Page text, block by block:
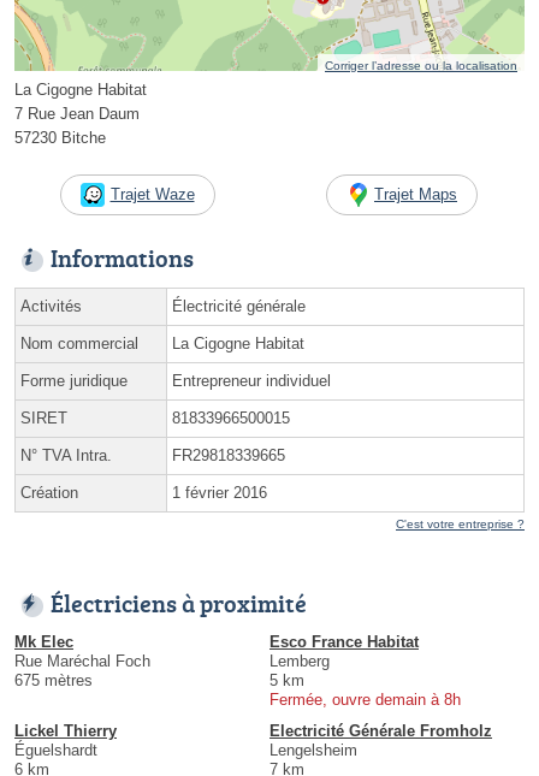
Corriger l’adresse ou la localisation
La Cigogne Habitat
7 Rue Jean Daum
57230 Bitche
Trajet Waze Trajet Maps
Informations
Activités Électricité générale
Nom commercial La Cigogne Habitat
Forme juridique Entrepreneur individuel
SIRET 81833966500015
N° TVA Intra. FR29818339665
Création 1 février 2016
C'est votre entreprise ?
Électriciens à proximité
Mk Elec
Rue Maréchal Foch
675 mètres
Esco France Habitat
Lemberg
5 km
Fermée, ouvre demain à 8h
Lickel Thierry
Éguelshardt
6 km
Electricité Générale Fromholz
Lengelsheim
7 km